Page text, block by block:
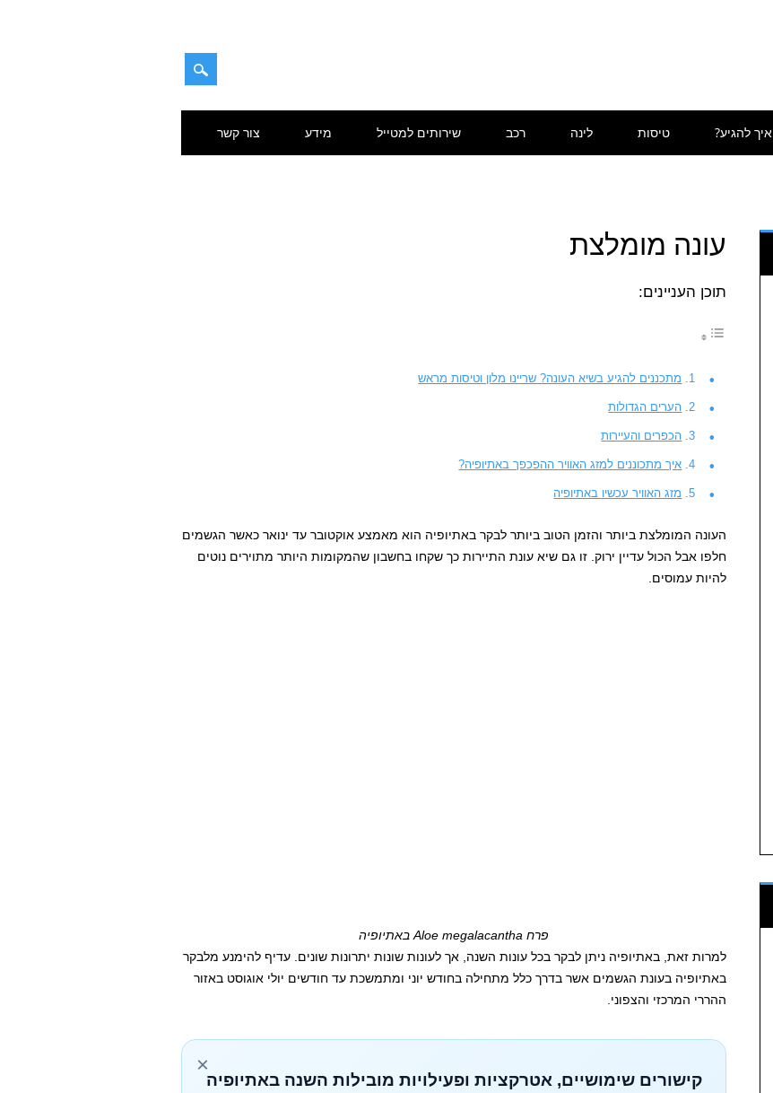
איך להגיע? טיסות לינה רכב שירותים למטייל מידע צור קשר
עונה מומלצת
תוכן העניינים:
מתכננים להגיע בשיא העונה? שריינו מלון וטיסות מראש
הערים הגדולות
הכפרים והעיירות
איך מתכוננים למזג האוויר ההפכפך באתיופיה?
מזג האוויר עכשיו באתיופיה
העונה המומלצת ביותר והזמן הטוב ביותר לבקר באתיופיה הוא מאמצע אוקטובר עד ינואר כאשר הגשמים
חלפו אבל הכול עדיין ירוק. זו גם שיא עונת התיירות כך שקחו בחשבון שהמקומות היותר מתוירים נוטים
להיות עמוסים.
פרח Aloe megalacantha באתיופיה
למרות זאת, באתיופיה ניתן לבקר בכל עונות השנה, אך לעונות שונות יתרונות שונים. עדיף להימנע מלבקר
באתיופיה בעונת הגשמים אשר בדרך כלל מתחילה בחודש יוני ומתמשכת עד חודשים יולי אוגוסט באזור
ההררי המרכזי והצפוני.
×
קישורים שימושיים, אטרקציות ופעילויות מובילות השנה באתיופיה